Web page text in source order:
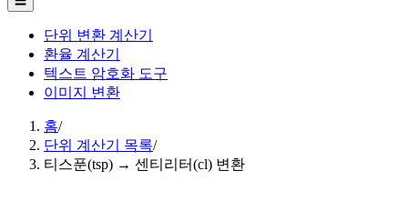
단위 변환 계산기
환율 계산기
텍스트 암호화 도구
이미지 변환
홈/
단위 계산기 목록/
티스푼(tsp) → 센티리터(cl) 변환